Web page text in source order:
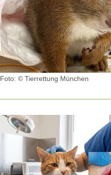
INSEKTENSTICHE
BEIM VERSCHLUCKEN
BEI KRAMPFANFÄLLEN
HITZSCHLAG
Foto: © Tierrettung München